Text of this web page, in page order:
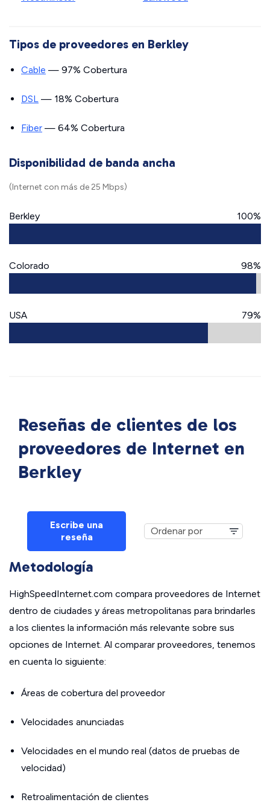
Tipos de proveedores en Berkley
Cable — 97% Cobertura
DSL — 18% Cobertura
Fiber — 64% Cobertura
Disponibilidad de banda ancha
(Internet con más de 25 Mbps)
Berkley 100%
Colorado 98%
USA 79%
Reseñas de clientes de los
proveedores de Internet en
Berkley
Escribe una
reseña
Metodología
HighSpeedInternet.com compara proveedores de Internet
dentro de ciudades y áreas metropolitanas para brindarles
a los clientes la información más relevante sobre sus
opciones de Internet. Al comparar proveedores, tenemos
en cuenta lo siguiente:
Áreas de cobertura del proveedor
Velocidades anunciadas
Velocidades en el mundo real (datos de pruebas de
velocidad)
Retroalimentación de clientes